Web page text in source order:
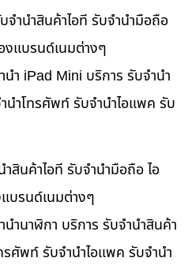
ำนำสินค้าไอที รับจำนำมือถือ
งแบรนด์เนมต่างๆ
ำ iPad Mini บริการ รับจำนำ
นำโทรศัพท์ รับจำนำไอแพค รับ
สินค้าไอที รับจำนำมือถือ ไอ
บรนด์เนมต่างๆ
ำนาฬิกา บริการ รับจำนำสินค้า
ศัพท์ รับจำนำไอแพค รับจำนำ